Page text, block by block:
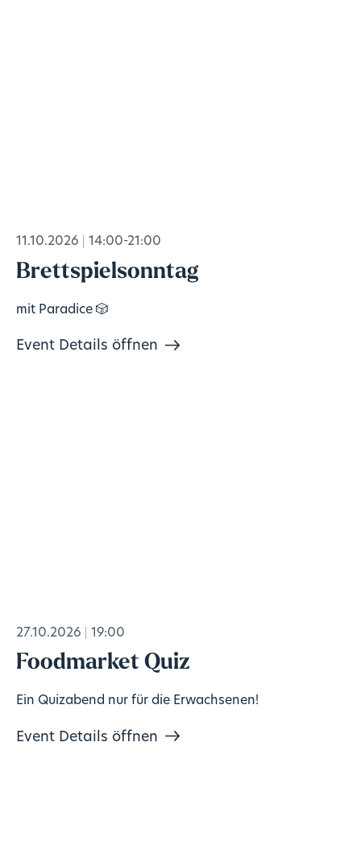
11.10.2026 14:00-21:00
Brettspielsonntag
mit Paradice 🎲
Event Details öffnen
27.10.2026 19:00
Foodmarket Quiz
Ein Quizabend nur für die Erwachsenen!
Event Details öffnen